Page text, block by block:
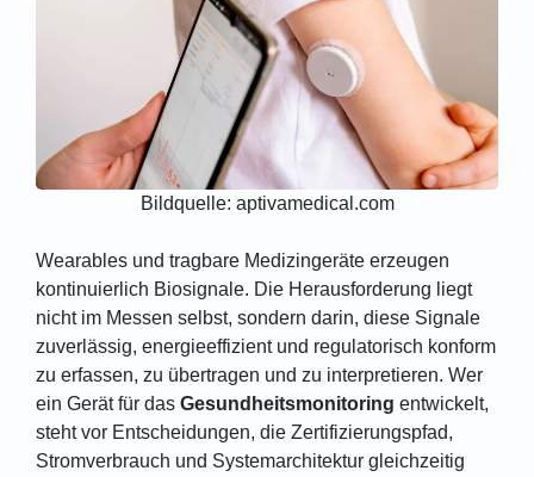
Bildquelle: aptivamedical.com
Wearables und tragbare Medizingeräte erzeugen
kontinuierlich Biosignale. Die Herausforderung liegt
nicht im Messen selbst, sondern darin, diese Signale
zuverlässig, energieeffizient und regulatorisch konform
zu erfassen, zu übertragen und zu interpretieren. Wer
ein Gerät für das Gesundheitsmonitoring entwickelt,
steht vor Entscheidungen, die Zertifizierungspfad,
Stromverbrauch und Systemarchitektur gleichzeitig